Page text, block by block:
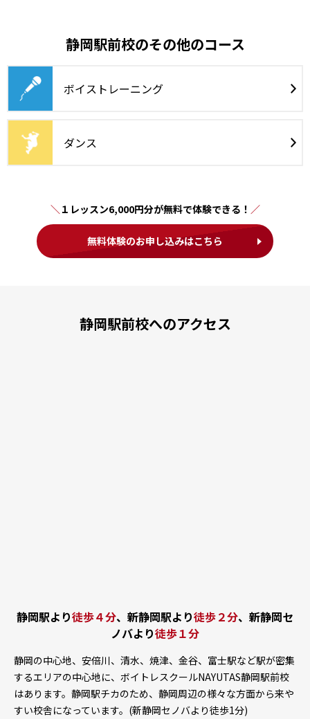
静岡駅前校のその他のコース
ボイストレーニング
ダンス
１レッスン6,000円分が無料で体験できる！
無料体験のお申し込みはこちら
静岡駅前校へのアクセス
静岡駅より徒歩４分、新静岡駅より徒歩２分、新静岡セ
ノバより徒歩１分
静岡の中心地、安倍川、清水、焼津、金谷、富士駅など駅が密集
するエリアの中心地に、ボイトレスクールNAYUTAS静岡駅前校
はあります。静岡駅チカのため、静岡周辺の様々な方面から来や
すい校舎になっています。(新静岡セノバより徒歩1分)